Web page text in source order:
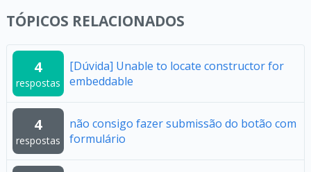
TÓPICOS RELACIONADOS
4
respostas
[Dúvida] Unable to locate constructor for
embeddable
4
respostas
não consigo fazer submissão do botão com
formulário